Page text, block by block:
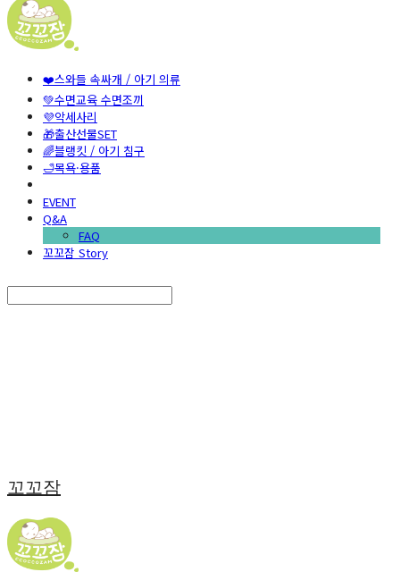
❤️스와들 속싸개 / 아기 의류
💚수면교육 수면조끼
💜악세사리
🎁출산선물SET
🌈블랭킷 / 아기 침구
🛁목욕·용품
EVENT
Q&A
FAQ
꼬꼬잠 Story
꼬꼬잠